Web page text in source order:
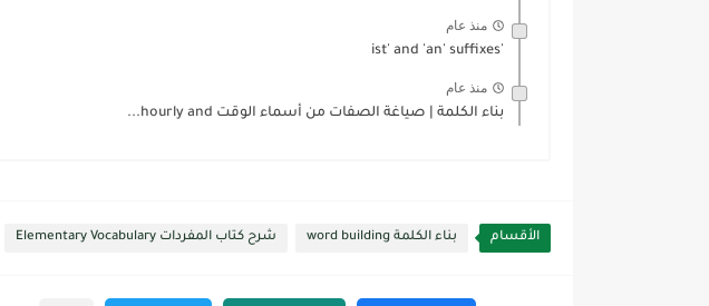
منذ عام
'ist' and 'an' suffixes
منذ عام
بناء الكلمة | صياغة الصفات من أسماء الوقت hourly and...
الأقسام بناء الكلمة word building شرح كتاب المفردات Elementary Vocabulary